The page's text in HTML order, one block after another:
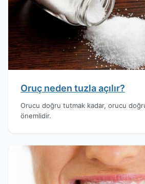
Oruç neden tuzla açılır?
Orucu doğru tutmak kadar, orucu
önemlidir.